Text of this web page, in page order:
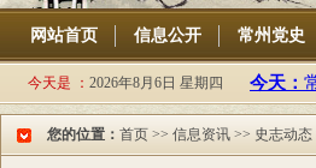
网站首页 信息公开 常州党史
今天是 ： 2026年8月6日 星期四
您的位置： 首页 >> 信息资讯 >> 史志动态